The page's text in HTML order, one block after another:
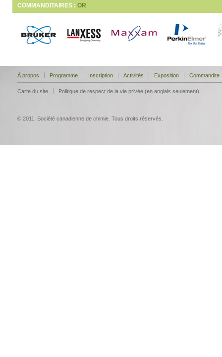
COMMANDITAIRES : OR
À propos Programme Inscription Activités Exposition Commandite
Carte du site Politique de respect de la vie privée (en anglais seulement)
© 2011, Société canadienne de chimie. Tous droits réservés.